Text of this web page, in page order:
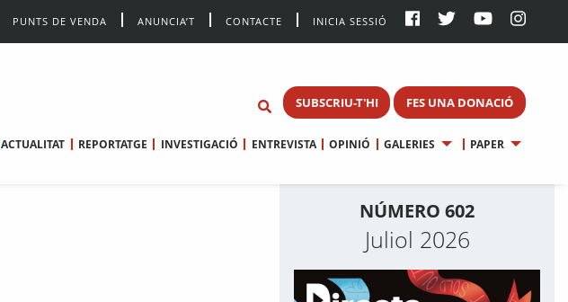
PUNTS DE VENDA ANUNCIA’T CONTACTE INICIA SESSIÓ
SUBSCRIU-T'HI FES UNA DONACIÓ
ACTUALITAT REPORTATGE INVESTIGACIÓ ENTREVISTA OPINIÓ GALERIES PAPER
NÚMERO 602
Juliol 2026